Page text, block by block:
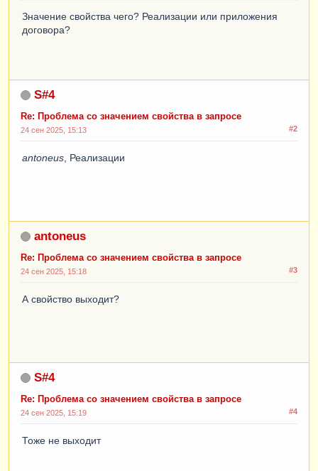
(ЗначенияСвойствОбъектов.Свойство .Наименовани
е В ("Отгрузка Топлива"
РеализацияТоваровУслугТовары.ПриложенияДогово
раКонтрагента
ЗНАЧЕНИЕ
ПриложенияДоговораКонтраг
ента
Контрагент,
Значение свойства чего? Реализации или приложения
договора?
S#4
Re: Проблема со значением свойства в запросе
#2
24 сен 2025, 15:13
antoneus , Реализации
antoneus
Re: Проблема со значением свойства в запросе
#3
24 сен 2025, 15:18
А свойство выходит?
S#4
Re: Проблема со значением свойства в запросе
#4
24 сен 2025, 15:19
Тоже не выходит